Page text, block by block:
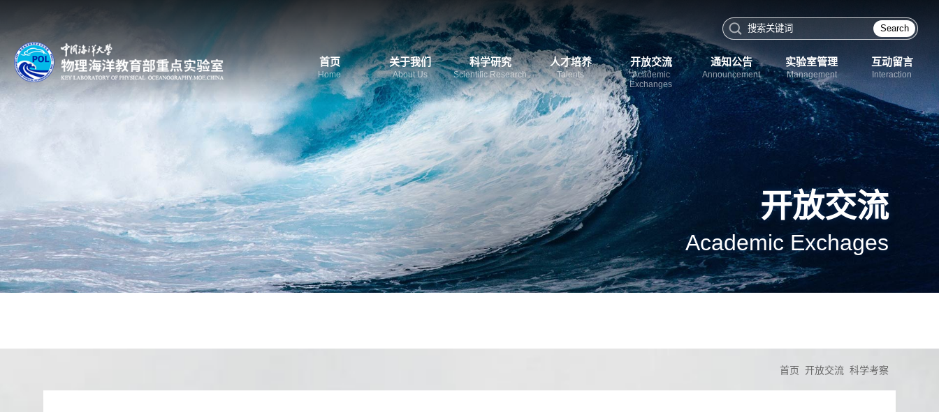
首页
Home
关于我们
About Us
科学研究
Scientific Research
人才培养
Talents
开放交流
Academic
Exchanges
通知公告
Announcement
实验室管理
Management
互动留言
Interaction
Search
开放交流
Academic Exchages
首页 开放交流 科学考察